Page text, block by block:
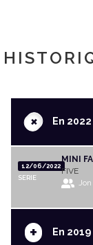
+En 2022
12/06/2022
SERIE
MINI
FIVE
Jon
+ En 2019